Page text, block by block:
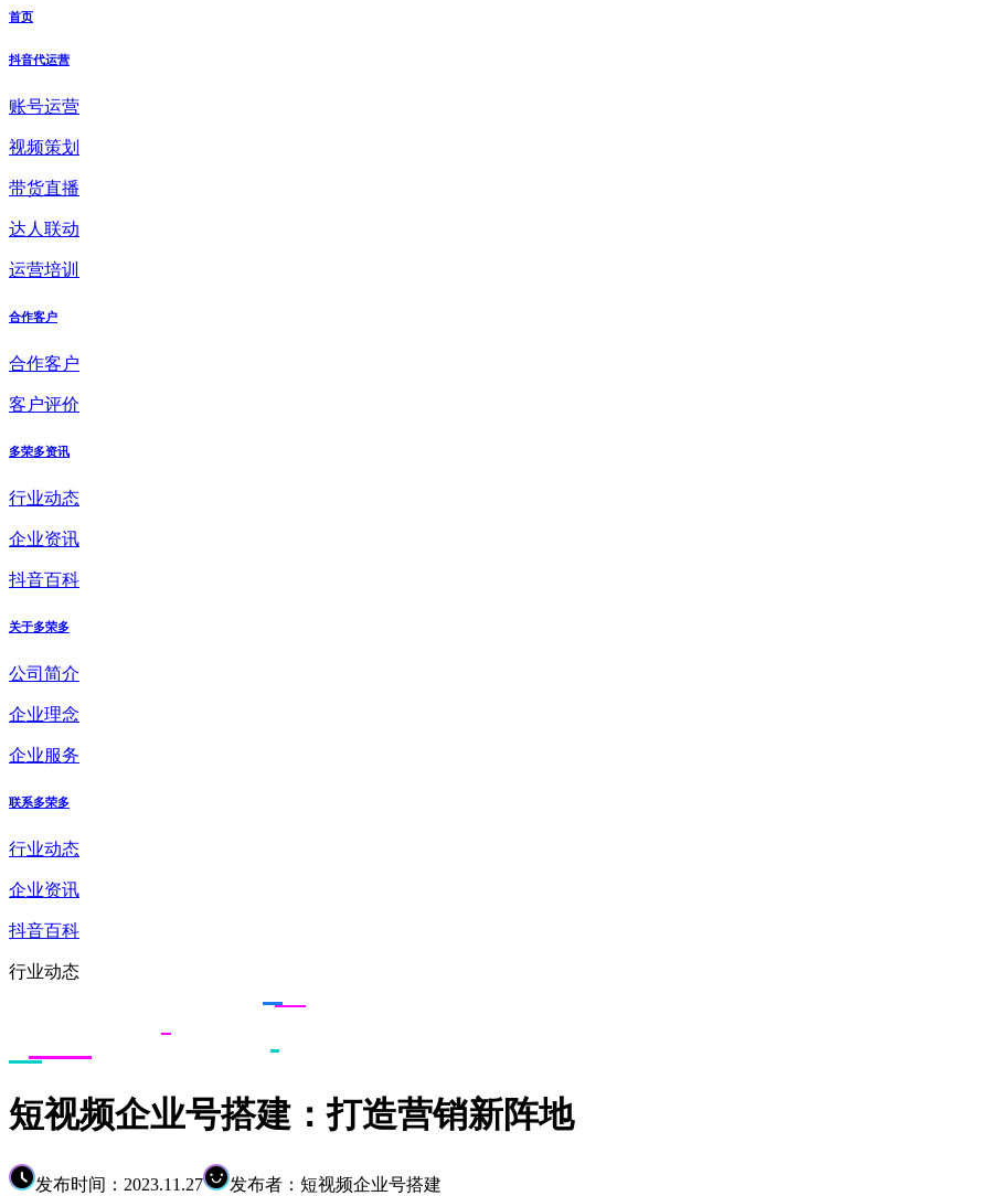
首页
抖音代运营
账号运营
视频策划
带货直播
达人联动
运营培训
合作客户
合作客户
客户评价
多荣多资讯
行业动态
企业资讯
抖音百科
关于多荣多
公司简介
企业理念
企业服务
联系多荣多
行业动态
企业资讯
抖音百科
行业动态
短视频企业号搭建：打造营销新阵地
发布时间：2023.11.27 发布者：短视频企业号搭建